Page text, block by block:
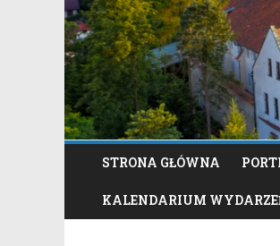
Gminy
Stary
Sącz
STRONA GŁÓWNA
KALENDARIUM